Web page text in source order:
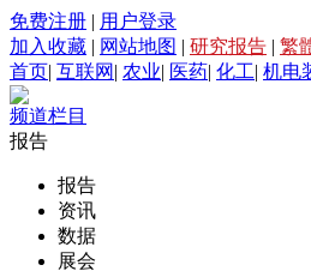
免费注册 | 用户登录
加入收藏 | 网站地图 | 研究报告 | 繁
首页| 互联网 | 农业| 医药| 化工| 机电
频道栏目
报告
报告
资讯
数据
展会